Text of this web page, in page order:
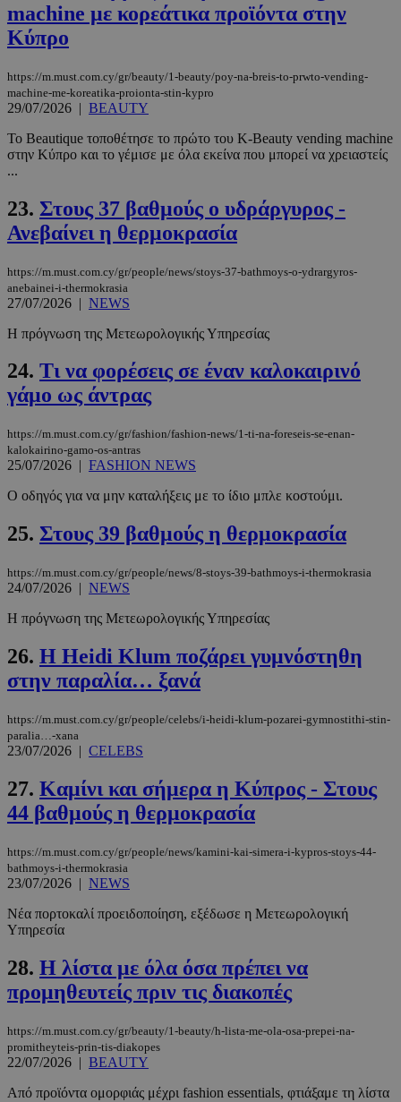
machine με κορεάτικα προϊόντα στην
Κύπρο
https://m.must.com.cy/gr/beauty/1-beauty/poy-na-breis-to-prwto-vending-
machine-me-koreatika-proionta-stin-kypro
29/07/2026 | BEAUTY
Το Beautique τοποθέτησε το πρώτο του K-Beauty vending machine
στην Κύπρο και το γέμισε με όλα εκείνα που μπορεί να χρειαστείς
...
23. Στους 37 βαθμούς ο υδράργυρος -
Ανεβαίνει η θερμοκρασία
https://m.must.com.cy/gr/people/news/stoys-37-bathmoys-o-ydrargyros-
anebainei-i-thermokrasia
27/07/2026 | NEWS
Η πρόγνωση της Μετεωρολογικής Υπηρεσίας
24. Tι να φορέσεις σε έναν καλοκαιρινό
γάμο ως άντρας
https://m.must.com.cy/gr/fashion/fashion-news/1-ti-na-foreseis-se-enan-
kalokairino-gamo-os-antras
25/07/2026 | FASHION NEWS
Ο οδηγός για να μην καταλήξεις με το ίδιο μπλε κοστούμι.
25. Στους 39 βαθμούς η θερμοκρασία
https://m.must.com.cy/gr/people/news/8-stoys-39-bathmoys-i-thermokrasia
24/07/2026 | NEWS
Η πρόγνωση της Μετεωρολογικής Υπηρεσίας
26. Η Heidi Klum ποζάρει γυμνόστηθη
στην παραλία… ξανά
https://m.must.com.cy/gr/people/celebs/i-heidi-klum-pozarei-gymnostithi-stin-
paralia…-xana
23/07/2026 | CELEBS
27. Καμίνι και σήμερα η Κύπρος - Στους
44 βαθμούς η θερμοκρασία
https://m.must.com.cy/gr/people/news/kamini-kai-simera-i-kypros-stoys-44-
bathmoys-i-thermokrasia
23/07/2026 | NEWS
Νέα πορτοκαλί προειδοποίηση, εξέδωσε η Μετεωρολογική
Υπηρεσία
28. H λίστα με όλα όσα πρέπει να
προμηθευτείς πριν τις διακοπές
https://m.must.com.cy/gr/beauty/1-beauty/h-lista-me-ola-osa-prepei-na-
promitheyteis-prin-tis-diakopes
22/07/2026 | BEAUTY
Από προϊόντα ομορφιάς μέχρι fashion essentials, φτιάξαμε τη λίστα
__cf_bm
LangCookie
CookieScriptConsent
CookieScript
4
adserver.com
PHPSESSID
PHP.net
συνεδρία